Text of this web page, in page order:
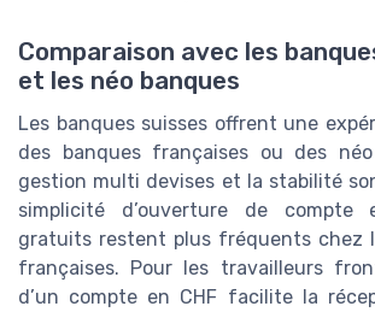
Comparaison avec les
et les néo banques
Les banques suisses offrent une
des banques françaises ou des
gestion multi devises et la stabilité
simplicité d’ouverture de compte
gratuits restent plus fréquents chez
françaises. Pour les travailleurs
d’un compte en CHF facilite la